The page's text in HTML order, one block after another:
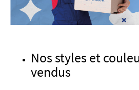
Nos styles et
vendus